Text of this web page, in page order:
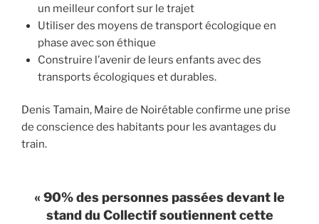
un meilleur confort sur le trajet
Utiliser des moyens de transport écologique en
phase avec son éthique
Construire l’avenir de leurs enfants avec des
transports écologiques et durables.
Denis Tamain, Maire de Noirétable confirme une prise
de conscience des habitants pour les avantages du
train.
« 90% des personnes passées devant le
stand du Collectif soutiennent cette